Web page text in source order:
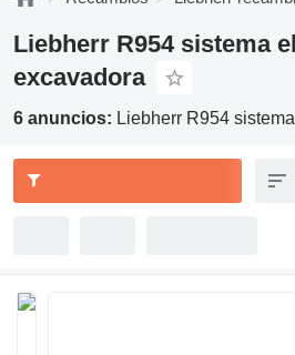
Liebherr R954 sistema
excavadora
6 anuncios: Liebherr R954